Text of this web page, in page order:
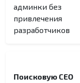
админки без
привлечения
разработчиков
Поисковую СЕО